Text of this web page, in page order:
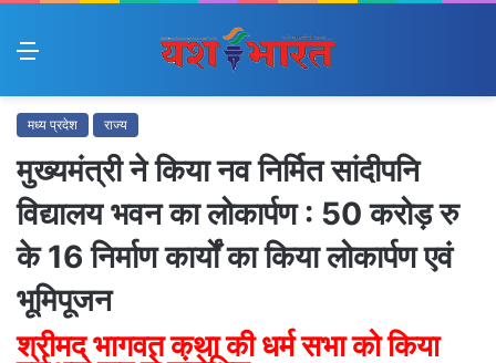
Menu
मध्य प्रदेश राज्य
मुख्यमंत्री ने किया नव निर्मित सांदीपनि
विद्यालय भवन का लोकार्पण : 50 करोड़ रु
के 16 निर्माण कार्यों का किया लोकार्पण एवं
भूमिपूजन
श्रीमद् भागवत कथा की धर्म सभा को किया